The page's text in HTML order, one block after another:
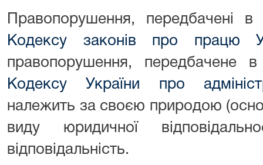
Правопорушення, передбачені в
Кодексу законів про працю
правопорушення, передбачене
Кодексу України про
належить за своєю природою
виду юридичної
відповідальність.